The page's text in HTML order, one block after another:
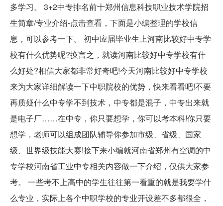
多学习。 3+2中专排名前十郑州信息科技职业技术学院招
生简章/专业介绍-点击查看，下面是小编整理的学校信
息，可以参考一下。 初中应届毕业生上河南比较好中专学
校有什么优势呢?换言之，就读河南比较好中专学校有什
么好处?相信大家都非常好奇吧!今天河南比较好中专学校
来为大家详细解读一下中职院校的优势，快来看看吧!不要
再质疑什么中专学不到技术，中专都是混子，中专出来就
是电子厂……在中专，你只要想学，你可以考本科!你只要
想学，老师可以组成团队辅导你参加市级、省级、国家
级、世界级技能大赛!接下来小编就河南省郑州有空调的中
专学校河南省工业中专相关内容做一下介绍，仅供大家参
考。 一些考不上高中的学生往往第一看重的就是我要学什
么专业，实际上各个中职学校的专业开设差不多都很全，